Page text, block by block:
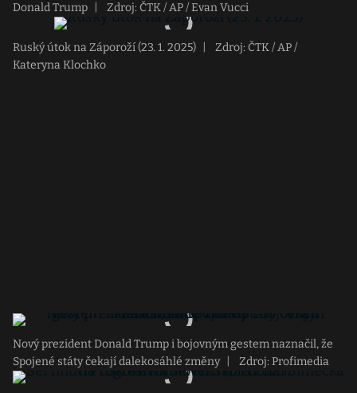
Donald Trump Zdroj: ČTK / AP / Evan Vucci
Ruský útok na Záporoží (23. 1. 2025)
Zdroj: ČTK / AP /
Kateryna Klochko
Nový prezident Donald Trump i bojovným gestem naznačil, že
Spojené státy čekají dalekosáhlé změny
Zdroj: Profimedia